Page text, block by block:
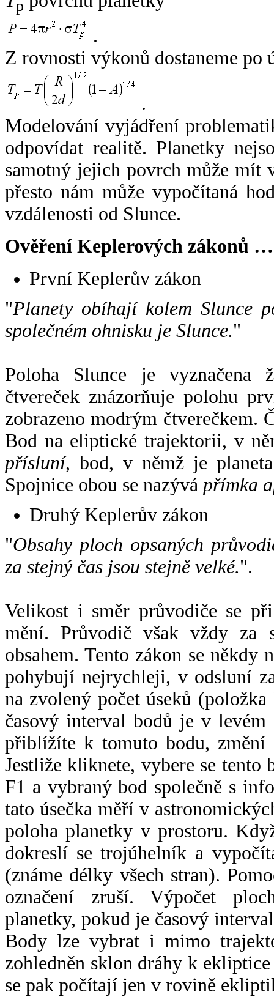
p
.
Z rovnosti výkonů dostaneme po
.
Modelování vyjádření
odpovídat realitě. Planetky
samotný jejich povrch může mít
přesto nám může vypočítaná
vzdálenosti od Slunce.
Ověření Keplerových zákonů …
První Keplerův zákon
"Planety obíhají kolem Slunce
společném ohnisku je Slunce."
Poloha Slunce je vyznačena
čtvereček znázorňuje polohu
zobrazeno modrým čtverečkem.
Bod na eliptické trajektorii, v
přísluní, bod, v němž je
Spojnice obou se nazývá přímka
Druhý Keplerův zákon
"Obsahy ploch opsaných
za stejný čas jsou stejně velké.".
Velikost i směr průvodiče se
mění. Průvodič však vždy za
obsahem. Tento zákon se někdy
pohybují nejrychleji, v odsluní
na zvolený počet úseků
časový interval bodů je v
přiblížíte k tomuto bodu,
Jestliže kliknete, vybere se tento
F1 a vybraný bod společně s
tato úsečka měří v
poloha planetky v prostoru.
dokreslí se trojúhelník a
(známe délky všech stran).
označení zruší. Výpočet
planetky, pokud je časový
Body lze vybrat i mimo
zohledněn sklon dráhy k
se pak počítají jen v rovině